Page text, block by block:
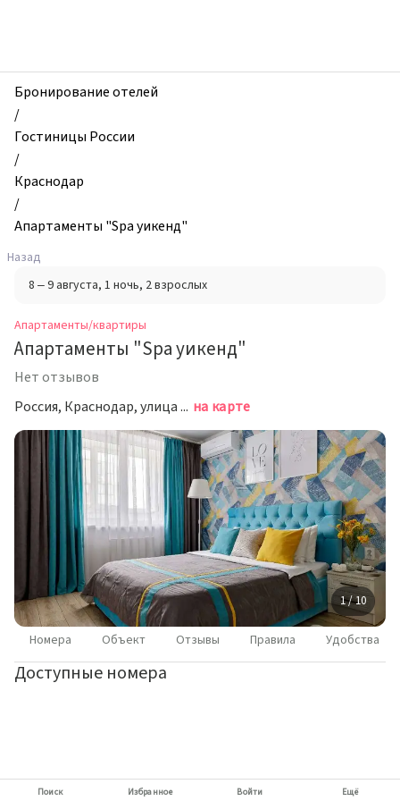
и
квартиры,
Апартаменты
"Spa
уикенд",
Краснодар,
Россия
Бронирование отелей
/
Гостиницы России
/
Краснодар
/
Апартаменты "Spa уикенд"
Назад
8 – 9 августа, 1 ночь, 2 взрослых
Апартаменты/квартиры
Апартаменты "Spa уикенд"
Нет отзывов
Россия, Краснодар, улица Селезнёва, 4/13к2, подъезд 2 на карте
1 / 10
Номера Объект Отзывы Правила Удобства
Доступные номера
Поиск Избранное Войти Ещё